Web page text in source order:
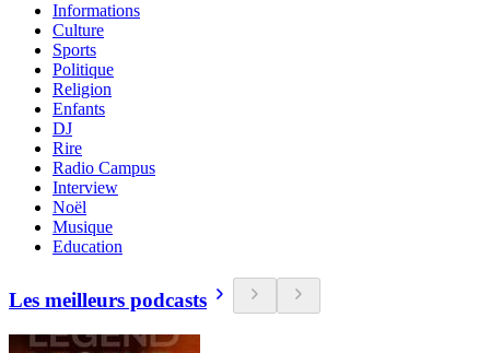
Informations
Culture
Sports
Politique
Religion
Enfants
DJ
Rire
Radio Campus
Interview
Noël
Musique
Education
Les meilleurs podcasts